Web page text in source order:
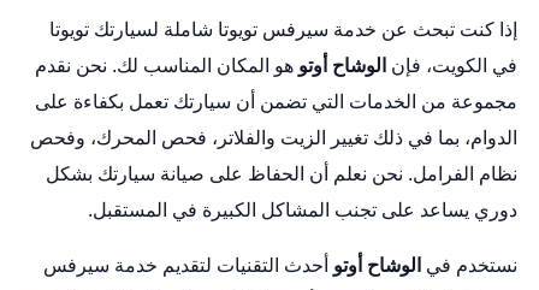
إذا كنت تبحث عن خدمة سيرفس تويوتا شاملة لسيارتك تويوتا
في الكويت، فإن الوشاح أوتو هو المكان المناسب لك. نحن نقدم
مجموعة من الخدمات التي تضمن أن سيارتك تعمل بكفاءة على
الدوام، بما في ذلك تغيير الزيت والفلاتر، فحص المحرك، وفحص
نظام الفرامل. نحن نعلم أن الحفاظ على صيانة سيارتك بشكل
دوري يساعد على تجنب المشاكل الكبيرة في المستقبل.
نستخدم في الوشاح أوتو أحدث التقنيات لتقديم خدمة سيرفس